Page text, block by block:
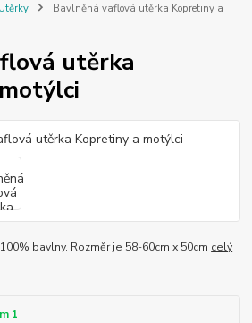
Utěrky
Bavlněná vaflová utěrka Kopretiny a
utěrka
bavlny. Rozměr je 58-60cm x 50cm celý
1